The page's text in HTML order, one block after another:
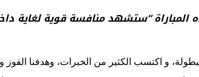
المباراة “ستشهد منافسة قوية
و اكتسب الكثير من الخبرات، وهدفنا الفوز